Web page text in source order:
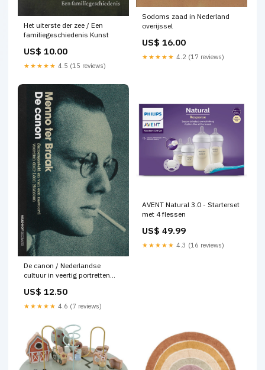
Het uiterste der zee / Een
familiegeschiedenis Kunst
US$ 10.00
★★★★★ 4.5 (15 reviews)
Sodoms zaad in Nederland
overijssel
US$ 16.00
★★★★★ 4.2 (17 reviews)
De canon / Nederlandse
cultuur in veertig portretten
US$ 12.50
★★★★★ 4.6 (7 reviews)
AVENT Natural 3.0 - Starterset
met 4 flessen
US$ 49.99
★★★★★ 4.3 (16 reviews)